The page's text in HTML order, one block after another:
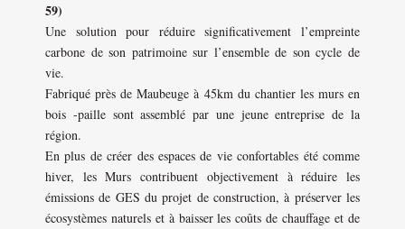
59)
Une solution pour réduire significativement l’empreinte
carbone de son patrimoine sur l’ensemble de son cycle de
vie.
Fabriqué près de Maubeuge à 45km du chantier les murs en
bois -paille sont assemblé par une jeune entreprise de la
région.
En plus de créer des espaces de vie confortables été comme
hiver, les Murs contribuent objectivement à réduire les
émissions de GES du projet de construction, à préserver les
écosystèmes naturels et à baisser les coûts de chauffage et de